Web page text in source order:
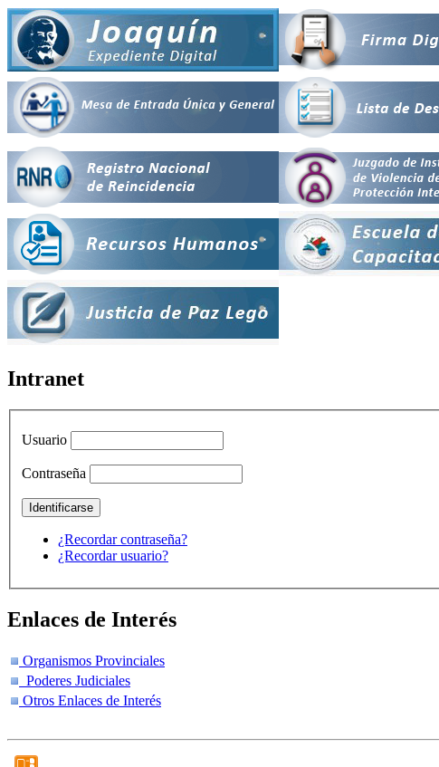
Intranet
Usuario
Contraseña
¿Recordar contraseña?
¿Recordar usuario?
Enlaces de Interés
Organismos Provinciales
Poderes Judiciales
Otros Enlaces de Interés